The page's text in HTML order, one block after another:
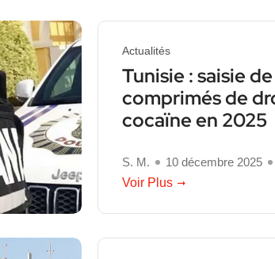
Actualités
Tunisie : saisie
comprimés de
cocaïne en 2025
S. M. 10 décembre 2025
Voir Plus